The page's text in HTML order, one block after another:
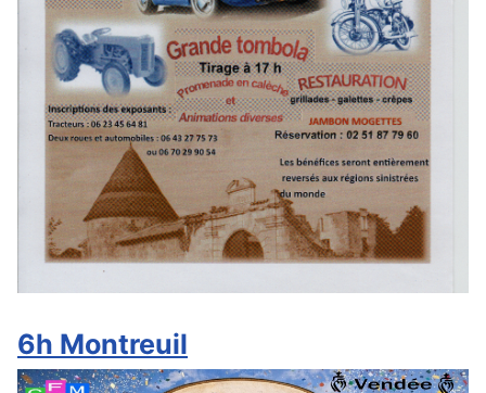
6h Montreuil